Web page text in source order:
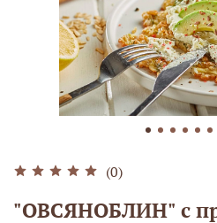
(0)
"ОВСЯНОБЛИН" с